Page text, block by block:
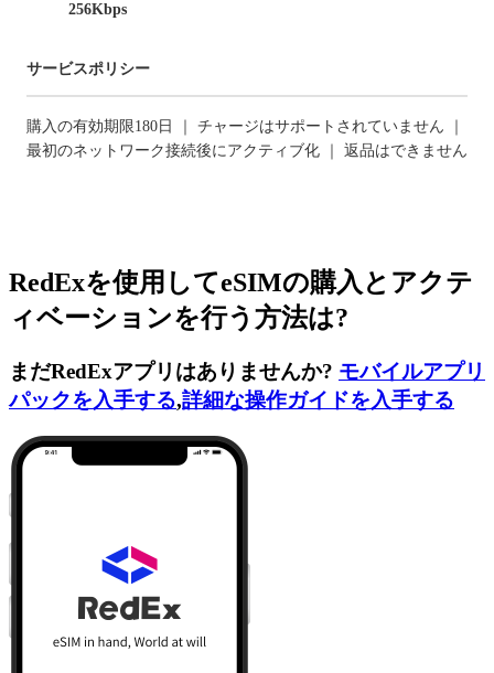
256Kbps
サービスポリシー
購入の有効期限180日 ｜ チャージはサポートされていません ｜
最初のネットワーク接続後にアクティブ化 ｜ 返品はできません
RedExを使用してeSIMの購入とアクテ
ィベーションを行う方法は?
まだRedExアプリはありませんか? モバイルアプリ
パックを入手する,詳細な操作ガイドを入手する